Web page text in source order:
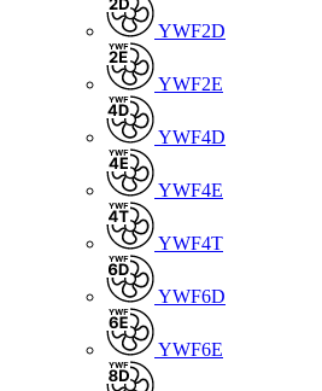
YWF2D
YWF2E
YWF4D
YWF4E
YWF4T
YWF6D
YWF6E